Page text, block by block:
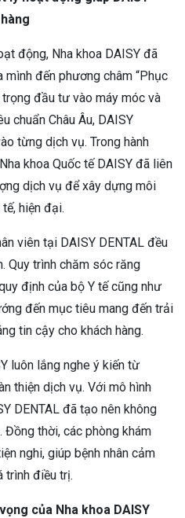
động, Nha khoa DAISY đã
đến phương châm “Phục
đầu tư vào máy móc và
chuẩn Châu Âu, DAISY
từng dịch vụ. Trong hành
khoa Quốc tế DAISY đã liên
dịch vụ để xây dựng môi
hiện đại.
viên tại DAISY DENTAL đều
Quy trình chăm sóc răng
định của bộ Y tế cũng như
đến mục tiêu mang đến trải
tin cậy cho khách hàng.
luôn lắng nghe ý kiến từ
thiện dịch vụ. Với mô hình
DENTAL đã tạo nên không
Đồng thời, các phòng khám
nghi, giúp bệnh nhân cảm
trình điều trị.
của Nha khoa DAISY